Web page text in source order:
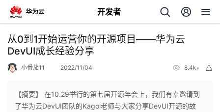
开发者
返
回
从0到1开始运营你的开源项目——华为云
DevUI成长经验分享
小番茄11 2022/11/04 8.4k+
【摘要】 在10.29举行的第七届开源年会上，我们有幸邀请到
了华为云DevUI团队的Kagol老师与大家分享DevUI开源的故